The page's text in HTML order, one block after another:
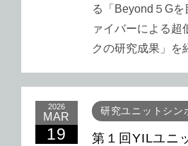
る「Beyond５G
ァイバーによる超
クの研究成果」を
2026
MAR
19
第１回YILユニ
研究ユニットシン